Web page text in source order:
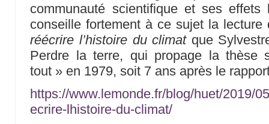
communauté scientifique et ses effets
conseille fortement à ce sujet la lecture
réécrire l’histoire du climatque
Perdre la terre, qui propage la thèse
tout » en 1979, soit 7 ans après le
https://www.lemonde.fr/blog/huet/2019/
ecrire-lhistoire-du-climat/